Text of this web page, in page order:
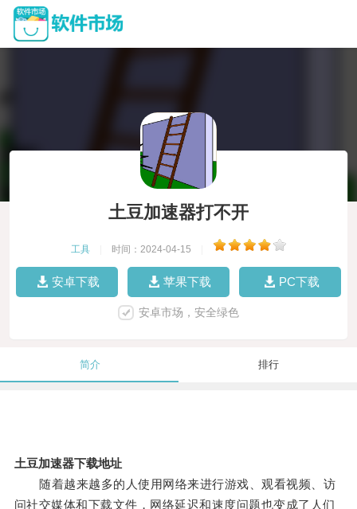
土豆加速器打不开
工具 时间：2024-04-15
安卓下载 苹果下载 PC下载
安卓市场，安全绿色
简介 排行
土豆加速器下载地址
随着越来越多的人使用网络来进行游戏、观看视频、访
问社交媒体和下载文件，网络延迟和速度问题也变成了人们